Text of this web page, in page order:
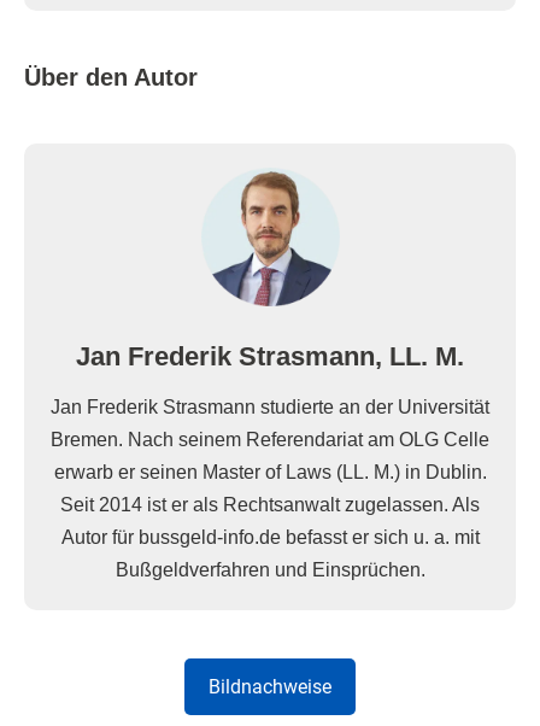
Über den Autor
Jan Frederik Strasmann, LL. M.
Jan Frederik Strasmann studierte an der Universität
Bremen. Nach seinem Referendariat am OLG Celle
erwarb er seinen Master of Laws (LL. M.) in Dublin.
Seit 2014 ist er als Rechtsanwalt zugelassen. Als
Autor für bussgeld-info.de befasst er sich u. a. mit
Bußgeldverfahren und Einsprüchen.
Bildnachweise